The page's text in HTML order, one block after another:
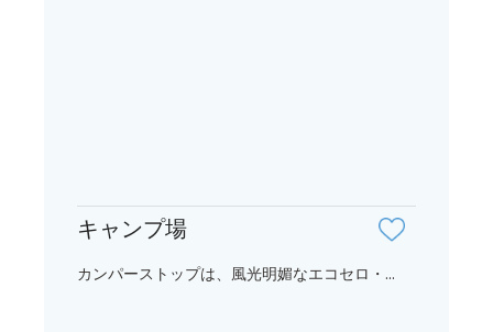
キャンプ場
カンパーストップは、風光明媚なエコセロ・...